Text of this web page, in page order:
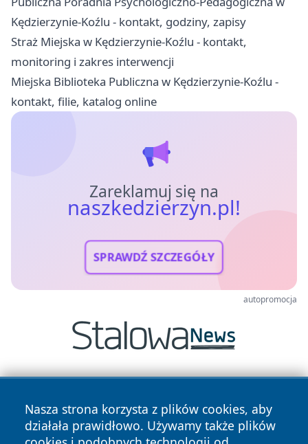
Kędzierzynie-Koźlu - kontakt, godziny, zapisy
Straż Miejska w Kędzierzynie-Koźlu - kontakt,
monitoring i zakres interwencji
Miejska Biblioteka Publiczna w Kędzierzynie-Koźlu -
kontakt, filie, katalog online
Zareklamuj się na
naszkedzierzyn.pl!
SPRAWDŹ SZCZEGÓŁY
autopromocja
Nasza strona korzysta z plików cookies, aby
działała prawidłowo. Używamy także plików